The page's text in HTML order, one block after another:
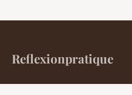
Reflexionpratique